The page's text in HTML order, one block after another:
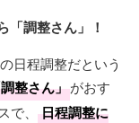
「調整さん」！
日程調整だという
整さん」がおす
、
日程調整に